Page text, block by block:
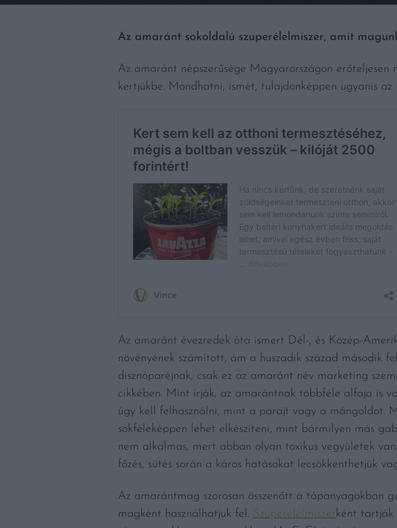
Az amaránt sokoldalú szuperélelmiszer, amit
Az amaránt népszerűsége Magyarországon
kertjükbe. Mondhatni, ismét, tulajdonképpen ugyanis
Az amaránt évezredek óta ismert Dél-, és Közép-
növényének számított, ám a huszadik század második
disznóparéjnak, csak ez az amaránt név marketing
cikkében. Mint írják, az amarántnak többféle alfaja is
úgy kell felhasználni, mint a parajt vagy a mángoldot.
sokféleképpen lehet elkészíteni, mint bármilyen más
nem alkalmas, mert abban olyan toxikus vegyületek
főzés, sütés során a káros hatásokat lecsökkenthetjük
Az amarántmag szorosan összenőtt a tápanyagokban
magként használhatjuk fel. Szuperélelmiszerként tartják